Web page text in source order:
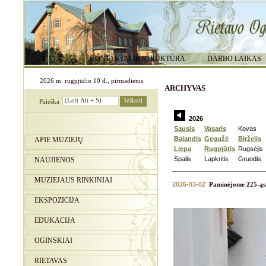
KONTAKTAI IR STRUKTŪRA DARBO LAIKAS
2026 m. rugpjūčio 10 d., pirmadienis
Paieška
APIE MUZIEJŲ
NAUJIENOS
MUZIEJAUS RINKINIAI
EKSPOZICIJA
EDUKACIJA
OGINSKIAI
RIETAVAS
ARCHYVAS
2026
Sausis
Vasaris
Kovas
Balandis Gegužė
Birželis
Liepa
Rugpjūtis Rugsėjis
Spalis
Lapkritis Gruodis
2026-03-02 Paminėjome 225-